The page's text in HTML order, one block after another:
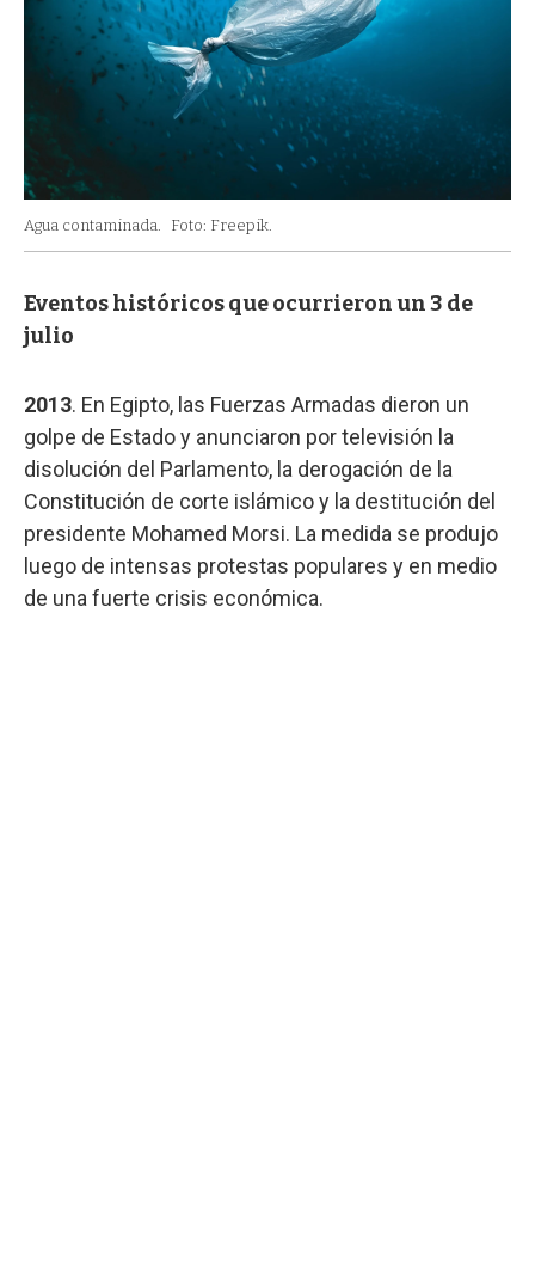
Agua contaminada. Foto: Freepik.
Eventos históricos que ocurrieron un 3 de
julio
2013. En Egipto, las Fuerzas Armadas dieron un
golpe de Estado y anunciaron por televisión la
disolución del Parlamento, la derogación de la
Constitución de corte islámico y la destitución del
presidente Mohamed Morsi. La medida se produjo
luego de intensas protestas populares y en medio
de una fuerte crisis económica.